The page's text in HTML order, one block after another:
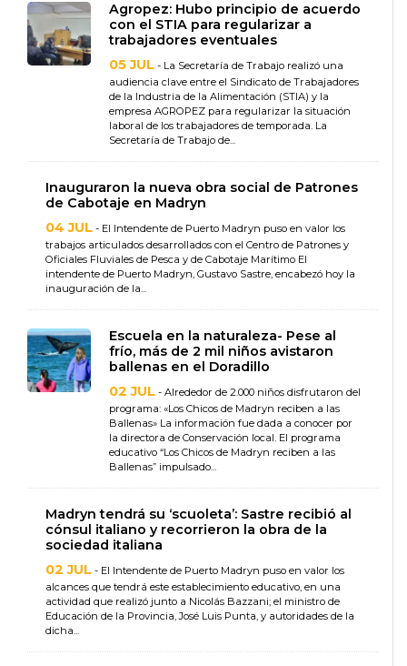
Agropez: Hubo principio de acuerdo
con el STIA para regularizar a
trabajadores eventuales
05 JUL - La Secretaría de Trabajo realizó una
audiencia clave entre el Sindicato de Trabajadores
de la Industria de la Alimentación (STIA) y la
empresa AGROPEZ para regularizar la situación
laboral de los trabajadores de temporada. La
Secretaría de Trabajo de...
Inauguraron la nueva obra social de Patrones
de Cabotaje en Madryn
04 JUL - El Intendente de Puerto Madryn puso en valor los
trabajos articulados desarrollados con el Centro de Patrones y
Oficiales Fluviales de Pesca y de Cabotaje Marítimo El
intendente de Puerto Madryn, Gustavo Sastre, encabezó hoy la
inauguración de la...
Escuela en la naturaleza- Pese al
frío, más de 2 mil niños avistaron
ballenas en el Doradillo
02 JUL - Alrededor de 2.000 niños disfrutaron del
programa: «Los Chicos de Madryn reciben a las
Ballenas» La información fue dada a conocer por
la directora de Conservación local. El programa
educativo “Los Chicos de Madryn reciben a las
Ballenas” impulsado...
Madryn tendrá su ‘scuoleta’: Sastre recibió al
cónsul italiano y recorrieron la obra de la
sociedad italiana
02 JUL - El Intendente de Puerto Madryn puso en valor los
alcances que tendrá este establecimiento educativo, en una
actividad que realizó junto a Nicolás Bazzani; el ministro de
Educación de la Provincia, José Luis Punta, y autoridades de la
dicha...